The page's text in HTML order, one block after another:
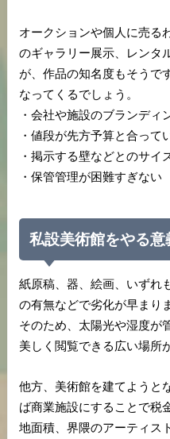
オークションや個人に売る
のギャラリー展示、レンタ
が、作品の知名度もそうで
なってくるでしょう。
・会社や施設のブランディ
・値段が先方予算と合って
・掲示する壁などとのサイ
・保管管理が困難すぎない
私設美術館をやる意
紙原稿、器、絵画、いずれ
の有無などで劣化が早まり
そのため、太陽光や湿度が
美しく閲覧できる広い場所
他方、美術館を建てようと
ば商業施設にすることで税
地面積、界隈のアーティス